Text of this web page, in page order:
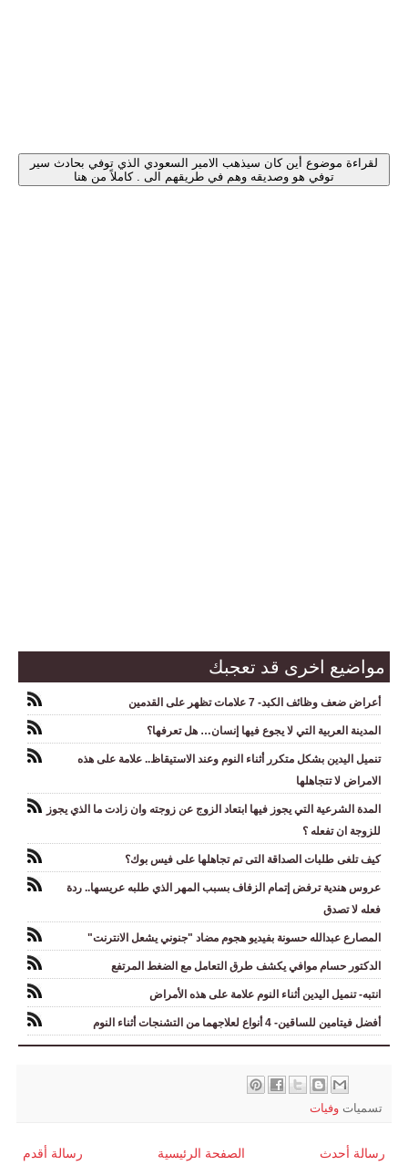
لقراءة موضوع أين كان سيذهب الامير السعودي الذي توفي بحادث سير
توفي هو وصديقه وهم في طريقهم الى . كاملاً من هنا
مواضيع اخرى قد تعجبك
أعراض ضعف وظائف الكبد- 7 علامات تظهر على القدمين
المدينة العربية التي لا يجوع فيها إنسان… هل تعرفها؟
تنميل اليدين بشكل متكرر أثناء النوم وعند الاستيقاظ.. علامة على هذه
الامراض لا تتجاهلها
المدة الشرعية التي يجوز فيها ابتعاد الزوج عن زوجته وان زادت ما الذي يجوز
للزوجة ان تفعله ؟
كيف تلغى طلبات الصداقة التى تم تجاهلها على فيس بوك؟
عروس هندية ترفض إتمام الزفاف بسبب المهر الذي طلبه عريسها.. ردة
فعله لا تصدق
المصارع عبدالله حسونة بفيديو هجوم مضاد "جنوني يشعل الانترنت"
الدكتور حسام موافي يكشف طرق التعامل مع الضغط المرتفع
انتبه- تنميل اليدين أثناء النوم علامة على هذه الأمراض
أفضل فيتامين للساقين- 4 أنواع لعلاجهما من التشنجات أثناء النوم
تسميات وفيات
رسالة أحدث رسالة أقدم الصفحة الرئيسية